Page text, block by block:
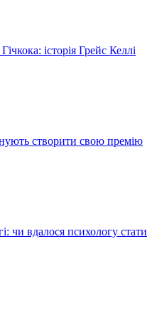
історія Грейс Келлі
створити свою премію
чи вдалося психологу стати